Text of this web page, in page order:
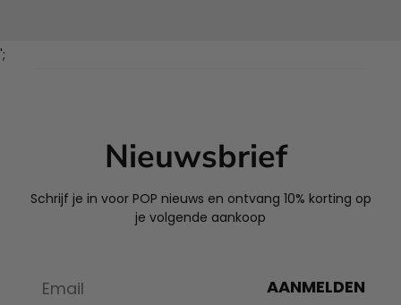
';
Nieuwsbrief
Schrijf je in voor POP nieuws en ontvang 10% korting op
je volgende aankoop
AANMELDEN